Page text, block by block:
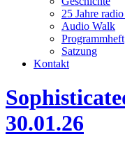
25 Jahre
Audio Walk
Programmheft
Satzung
Kontakt
30.01.26